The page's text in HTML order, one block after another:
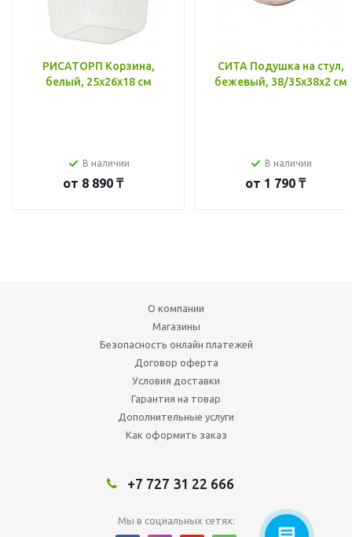
РИСАТОРП Корзина,
белый, 25x26x18 см
В наличии
от 8 890 ₸
СИТА Подушка на стул,
бежевый, 38/35x38x2 см
В наличии
от 1 790 ₸
О компании
Магазины
Безопасность онлайн платежей
Договор оферта
Условия доставки
Гарантия на товар
Дополнительные услуги
Как оформить заказ
+7 727 31 22 666
Мы в социальных сетях: